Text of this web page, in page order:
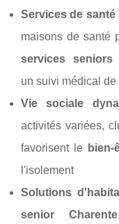
Services de
maisons de santé
services seniors
un suivi médical
Vie sociale
activités variées,
favorisent le bien-
l'isolement
Solutions
senior Charente